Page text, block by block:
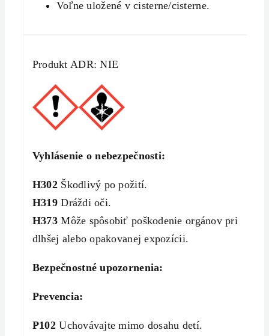
Voľne uložené v cisterne/cisterne.
Produkt ADR: NIE
Vyhlásenie o nebezpečnosti:
H302Škodlivý po požití.
H319Dráždi oči.
H373Môže spôsobiť poškodenie orgánov pri
dlhšej alebo opakovanej expozícii.
Bezpečnostné upozornenia:
Prevencia:
P102Uchovávajte mimo dosahu detí.